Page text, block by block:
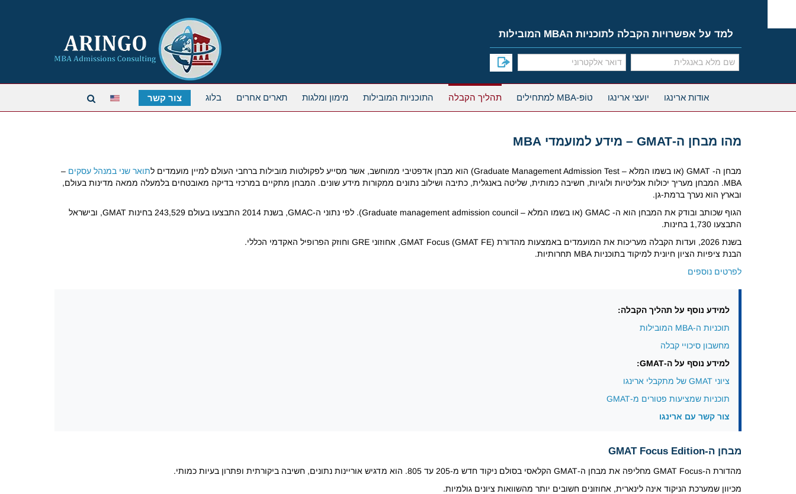
content
למד על אפשרויות הקבלה לתוכניות הMBA המובילות
אודות ארינגו יועצי ארינגו טוֹפּ-MBA למתחילים תהליך הקבלה התוכניות המובילות מימון ומלגות תארים אחרים בלוג צור קשר
מהו מבחן ה-GMAT – מידע למועמדי MBA
מבחן ה- GMAT (או בשמו המלא – Graduate Management Admission Test) הוא מבחן אדפטיבי ממוחשב, אשר מסייע לפקולטות מובילות ברחבי העולם למיין מועמדים ל תואר שני במנהל עסקים –
MBA. המבחן מעריך יכולות אנליטיות ולוגיות, חשיבה כמותית, שליטה באנגלית, כתיבה ושילוב נתונים ממקורות מידע שונים. המבחן מתקיים במרכזי בדיקה מאובטחים בלמעלה ממאה מדינות בעולם,
ובארץ הוא נערך ברמת-גן.
הגוף שכותב ובודק את המבחן הוא ה- GMAC (או בשמו המלא – Graduate management admission council). לפי נתוני ה-GMAC, בשנת 2014 התבצעו בעולם 243,529 בחינות GMAT, ובישראל
התבצעו 1,730 בחינות.
בשנת 2026, ועדות הקבלה מעריכות את המועמדים באמצעות מהדורת GMAT Focus (GMAT FE), אחוזוני GRE וחוזק הפרופיל האקדמי הכללי.
הבנת ציפיות הציון חיונית למיקוד בתוכניות MBA תחרותיות.
לפרטים נוספים
למידע נוסף על תהליך הקבלה:
תוכניות ה-MBA המובילות
מחשבון סיכויי קבלה
למידע נוסף על ה-GMAT:
ציוני GMAT של מתקבלי ארינגו
תוכניות שמציעות פטורים מ-GMAT
צור קשר עם ארינגו
מבחן ה-GMAT Focus Edition
מהדורת ה-GMAT Focus מחליפה את מבחן ה-GMAT הקלאסי בסולם ניקוד חדש מ-205 עד 805. הוא מדגיש אוריינות נתונים, חשיבה ביקורתית ופתרון בעיות כמותי.
מכיוון שמערכת הניקוד אינה לינארית, אחוזונים חשובים יותר מהשוואות ציונים גולמיות.